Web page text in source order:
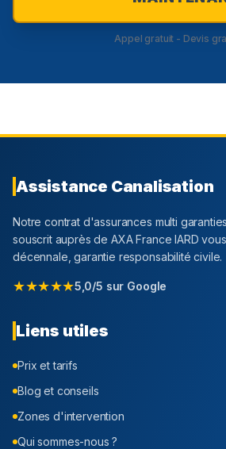
Appel gratuit - Devis
Assistance Canalisation
Notre contrat d'assurances multi
souscrit auprès de AXA France IARD
décennale, garantie responsabilité civile.
★★★★★5,0/5 sur Google
Liens utiles
Prix et tarifs
Blog et conseils
Zones d'intervention
Qui sommes-nous ?